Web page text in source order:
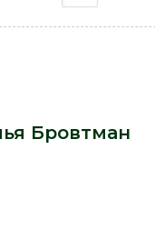
Бровтман